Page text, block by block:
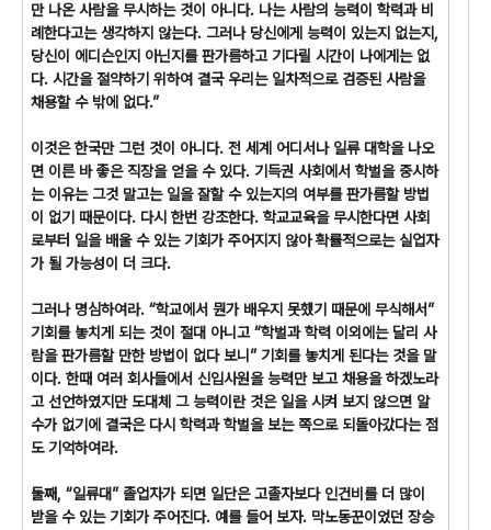
만 나온 사람을 무시하는 것이 아니다. 나는 사람의 능력이 학력과 비
례한다고는 생각하지 않는다. 그러나 당신에게 능력이 있는지 없는지,
당신이 에디슨인지 아닌지를 판가름하고 기다릴 시간이 나에게는 없
다. 시간을 절약하기 위하여 결국 우리는 일차적으로 검증된 사람을
채용할 수 밖에 없다.”
이것은 한국만 그런 것이 아니다. 전 세계 어디서나 일류 대학을 나오
면 이른 바 좋은 직장을 얻을 수 있다. 기득권 사회에서 학벌을 중시하
는 이유는 그것 말고는 일을 잘할 수 있는지의 여부를 판가름할 방법
이 없기 때문이다. 다시 한번 강조한다. 학교교육을 무시한다면 사회
로부터 일을 배울 수 있는 기회가 주어지지 않아 확률적으로는 실업자
가 될 가능성이 더 크다.
그러나 명심하여라. “학교에서 뭔가 배우지 못했기 때문에 무식해서”
기회를 놓치게 되는 것이 절대 아니고 “학벌과 학력 이외에는 달리 사
람을 판가름할 만한 방법이 없다 보니” 기회를 놓치게 된다는 것을 말
이다. 한때 여러 회사들에서 신입사원을 능력만 보고 채용을 하겠노라
고 선언하였지만 도대체 그 능력이란 것은 일을 시켜 보지 않으면 알
수가 없기에 결국은 다시 학력과 학벌을 보는 쪽으로 되돌아갔다는 점
도 기억하여라.
둘째, “일류대” 졸업자가 되면 일단은 고졸자보다 인건비를 더 많이
받을 수 있는 기회가 주어진다. 예를 들어 보자. 막노동꾼이었던 장승